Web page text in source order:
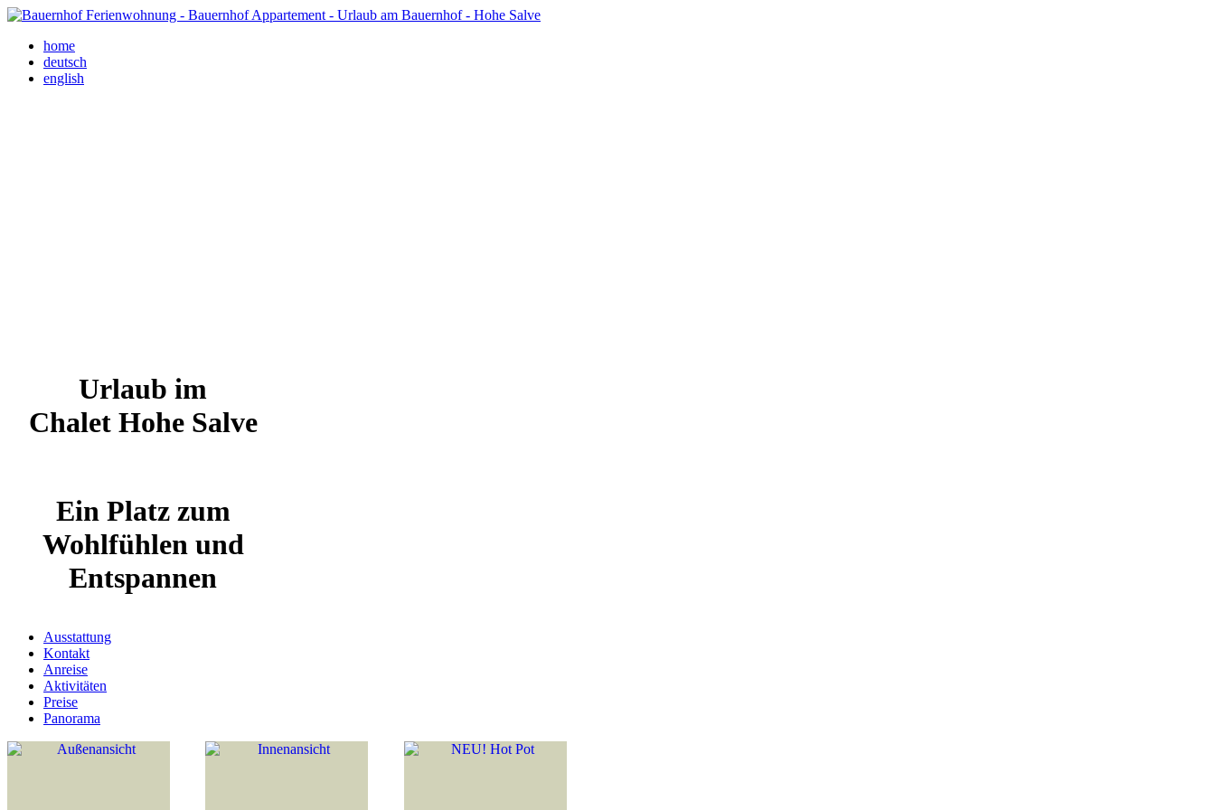
home
deutsch
english
Urlaub im
Chalet Hohe Salve
Ein Platz zum
Wohlfühlen und
Entspannen
Ausstattung
Kontakt
Anreise
Aktivitäten
Preise
Panorama